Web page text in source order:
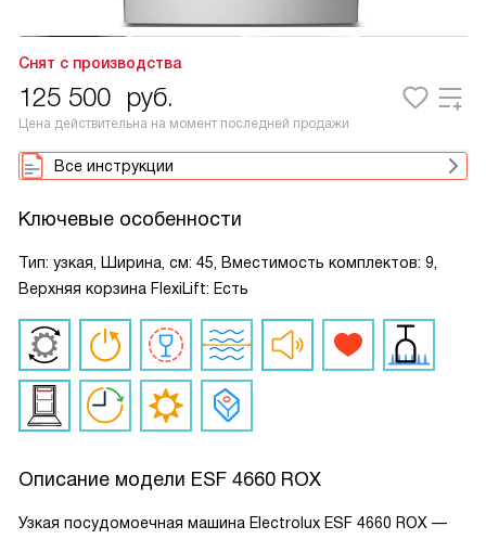
Снят с производства
125 500 руб.
Цена действительна на момент последней продажи
Все инструкции
Ключевые особенности
Тип: узкая, Ширина, см: 45, Вместимость комплектов: 9,
Верхняя корзина FlexiLift: Есть
Описание модели ESF 4660 ROX
Узкая посудомоечная машина Electrolux ESF 4660 ROX —